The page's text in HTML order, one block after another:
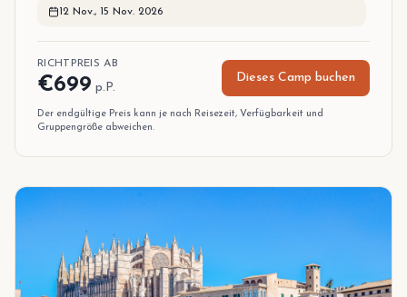
12 Nov., 15 Nov. 2026
RICHTPREIS AB
€699 p.P.
Dieses Camp buchen
Der endgültige Preis kann je nach Reisezeit, Verfügbarkeit und
Gruppengröße abweichen.